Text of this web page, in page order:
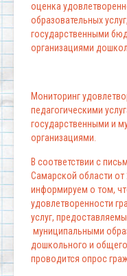
оценка
образовательных
государственными
организациями
Мониторинг
педагогическими
государственными и
организациями.
В соответствии с
Самарской области
информируем о том,
удовлетворенности
услуг,
муниципальными
дошкольного и
проводится опрос